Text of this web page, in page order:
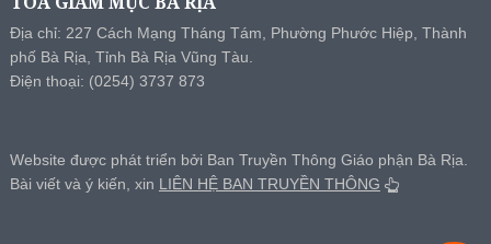
Địa chỉ: 227 Cách Mạng Tháng Tám, Phường Phước Hiệp, Thành
phố Bà Rịa, Tỉnh Bà Rịa Vũng Tàu.
Điện thoại: (0254) 3737 873
Website được phát triển bởi Ban Truyền Thông Giáo phận Bà Rịa.
Bài viết và ý kiến, xin LIÊN HỆ BAN TRUYỀN THÔNG